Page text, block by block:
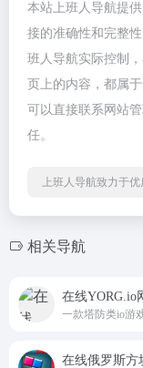
本站上班人导航提
接的准确性和完整
班人导航实际控制
页上的内容，都属
可以直接联系网站
任。
上班人导航致力于
相关导航
在线YORG.io
一款塔防类io游
在线俄罗斯方